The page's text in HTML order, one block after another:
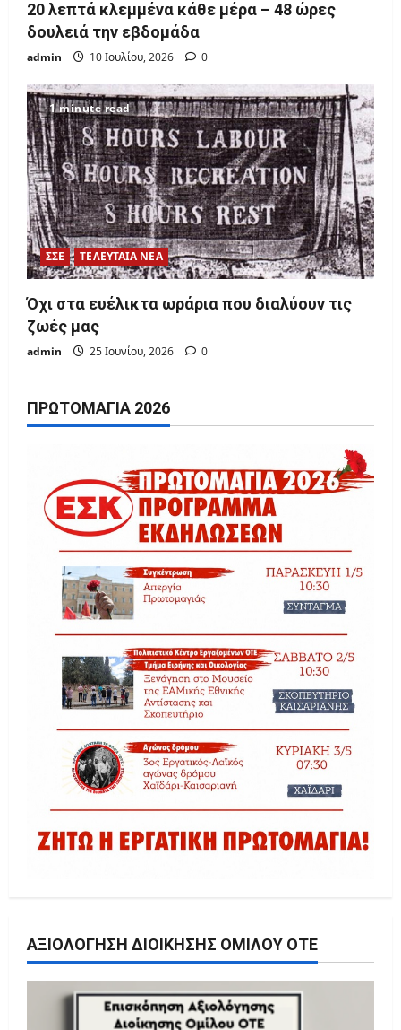
20 λεπτά κλεμμένα κάθε μέρα – 48 ώρες
δουλειά την εβδομάδα
admin 10 Ιουλίου, 2026 0
1 minute read
ΣΣΕ ΤΕΛΕΥΤΑΙΑ ΝΕΑ
Όχι στα ευέλικτα ωράρια που διαλύουν τις
ζωές μας
admin 25 Ιουνίου, 2026 0
ΠΡΩΤΟΜΑΓΙΆ 2026
ΑΞΙΟΛΌΓΗΣΗ ΔΙΟΊΚΗΣΗΣ ΟΜΊΛΟΥ ΟΤΕ